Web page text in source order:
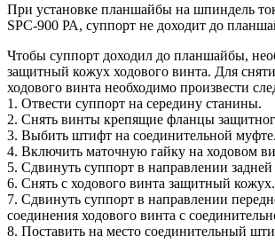
При установке планшайбы на шпиндель
SPC-900 РА, суппорт не доходит до
Чтобы суппорт доходил до планшайбы,
защитный кожух ходового винта. Для
ходового винта необходимо произвести
1. Отвести суппорт на середину станины.
2. Снять винты крепящие фланцы
3. Выбить штифт на соединительной муфте.
4. Включить маточную гайку на ходовом
5. Сдвинуть суппорт в направлении
6. Снять с ходового винта защитный кожух.
7. Сдвинуть суппорт в направлении
соединения ходового винта с
8. Поставить на место соединительный